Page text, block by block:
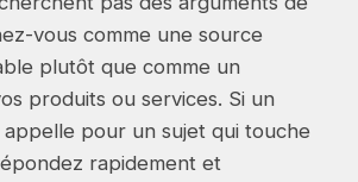
vous comme une source
plutôt que comme un
produits ou services. Si un
appelle pour un sujet qui touche
rapidement et